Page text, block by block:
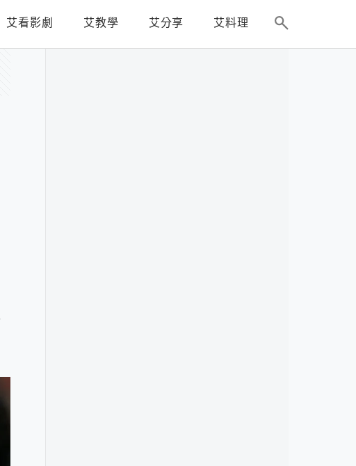
艾看影劇 艾教學 艾分享 艾料理